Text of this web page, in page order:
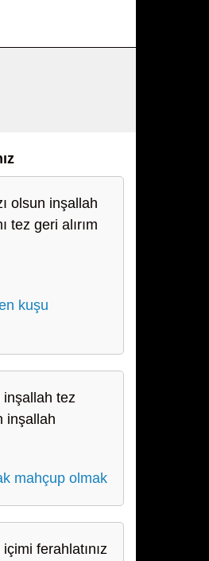
olsun inşallah
tez geri alırım
kuşu
inşallah tez
inşallah
mahçup olmak
ferahlatınız